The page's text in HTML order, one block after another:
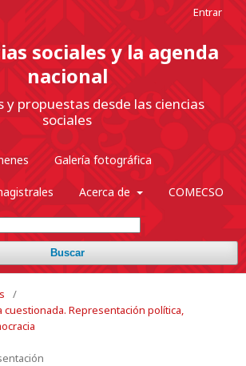
sociales y la agenda
nacional
y propuestas desde las ciencias
sociales
Galería fotográfica
Acerca de COMECSO
Buscar
Entrar
/
cuestionada. Representación política,